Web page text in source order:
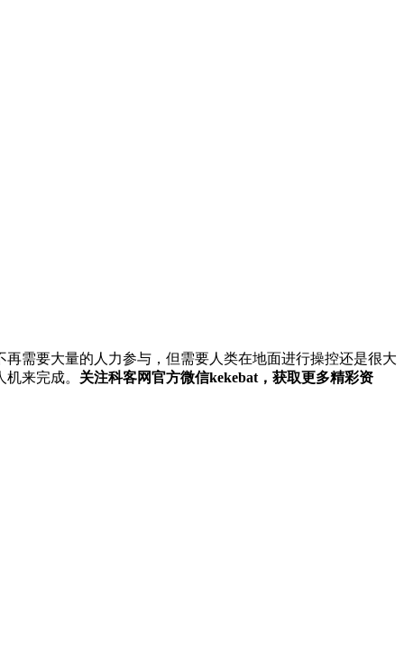
需要大量的人力参与，但需要人类在地面进行操控还是很大
来完成。 关注科客网官方微信kekebat，获取更多精彩资